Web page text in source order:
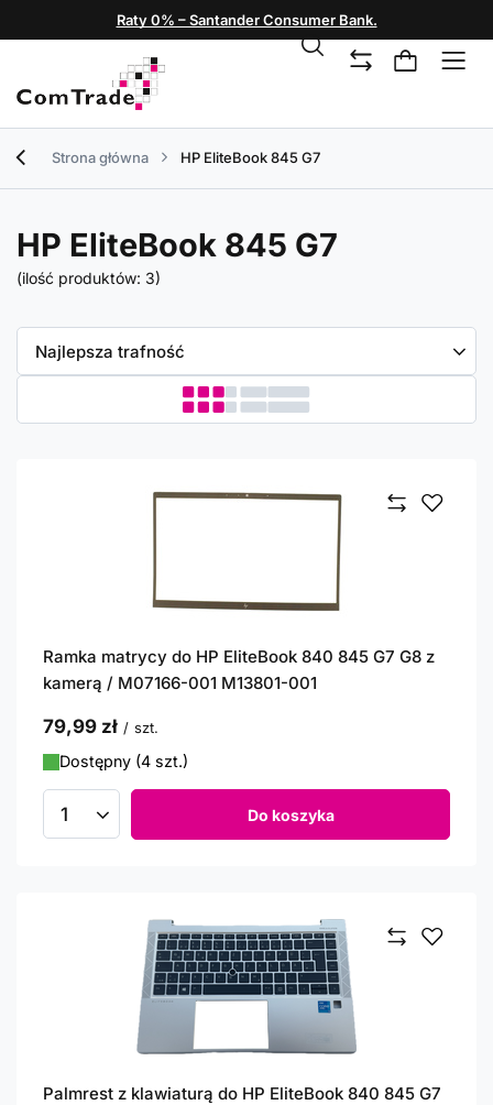
Raty 0% – Santander Consumer Bank.
Strona główna HP EliteBook 845 G7
HP EliteBook 845 G7
(ilość produktów: 3)
Zmień sortowanie
Najlepsza trafność
Ramka matrycy do HP EliteBook 840 845 G7 G8 z
kamerą / M07166-001 M13801-001
79,99 zł / szt.
Dostępny (4 szt.)
Ilość produktów Do koszyka
Palmrest z klawiaturą do HP EliteBook 840 845 G7